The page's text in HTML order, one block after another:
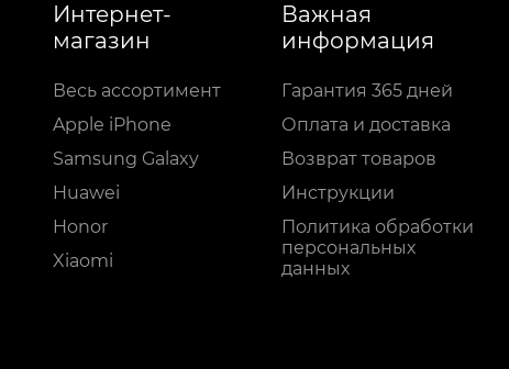
Интернет-
магазин
Весь ассортимент
Apple iPhone
Samsung Galaxy
Huawei
Honor
Xiaomi
Важная
информация
Гарантия 365 дней
Оплата и доставка
Возврат товаров
Инструкции
Политика обработки
персональных
данных